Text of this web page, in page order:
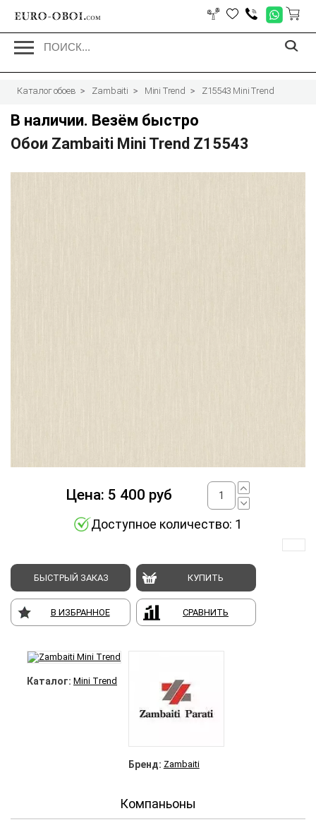
EURO-OBOI.com
Каталог обоев Zambaiti Mini Trend Z15543 Mini Trend
В наличии. Везём быстро
Обои Zambaiti Mini Trend Z15543
Цена: 5 400 руб
Доступное количество: 1
БЫСТРЫЙ ЗАКАЗ КУПИТЬ
В ИЗБРАННОЕ СРАВНИТЬ
Каталог: Mini Trend
Бренд: Zambaiti
Компаньоны